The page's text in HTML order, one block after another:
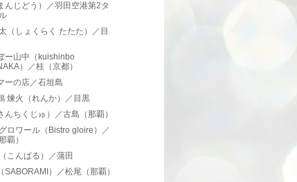
んじどう）／羽田空港第2タ
（しょくらく たたた）／目
ー山中（kuishinbo
）／桂（京都）
ーの店／石垣島
煉火（れんか）／目黒
んちくじゅ）／古島（那覇）
ロワール（Bistro gloire）／
覇）
こんぱる）／蒲田
SABORAMI）／松尾（那覇）